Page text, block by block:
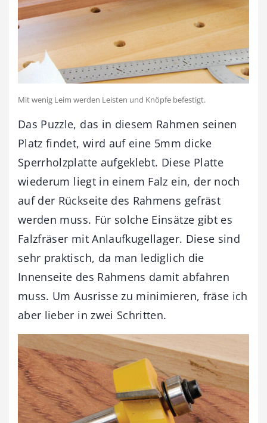
Mit wenig Leim werden Leisten und Knöpfe befestigt.
Das Puzzle, das in diesem Rahmen seinen
Platz findet, wird auf eine 5mm dicke
Sperrholzplatte aufgeklebt. Diese Platte
wiederum liegt in einem Falz ein, der noch
auf der Rückseite des Rahmens gefräst
werden muss. Für solche Einsätze gibt es
Falzfräser mit Anlaufkugellager. Diese sind
sehr praktisch, da man lediglich die
Innenseite des Rahmens damit abfahren
muss. Um Ausrisse zu minimieren, fräse ich
aber lieber in zwei Schritten.